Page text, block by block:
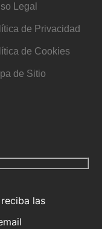
Legal
de Privacidad
de Cookies
de Sitio
las